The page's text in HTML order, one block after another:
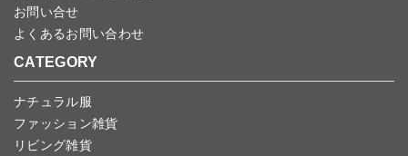
お問い合せ
よくあるお問い合わせ
CATEGORY
ナチュラル服
ファッション雑貨
リビング雑貨